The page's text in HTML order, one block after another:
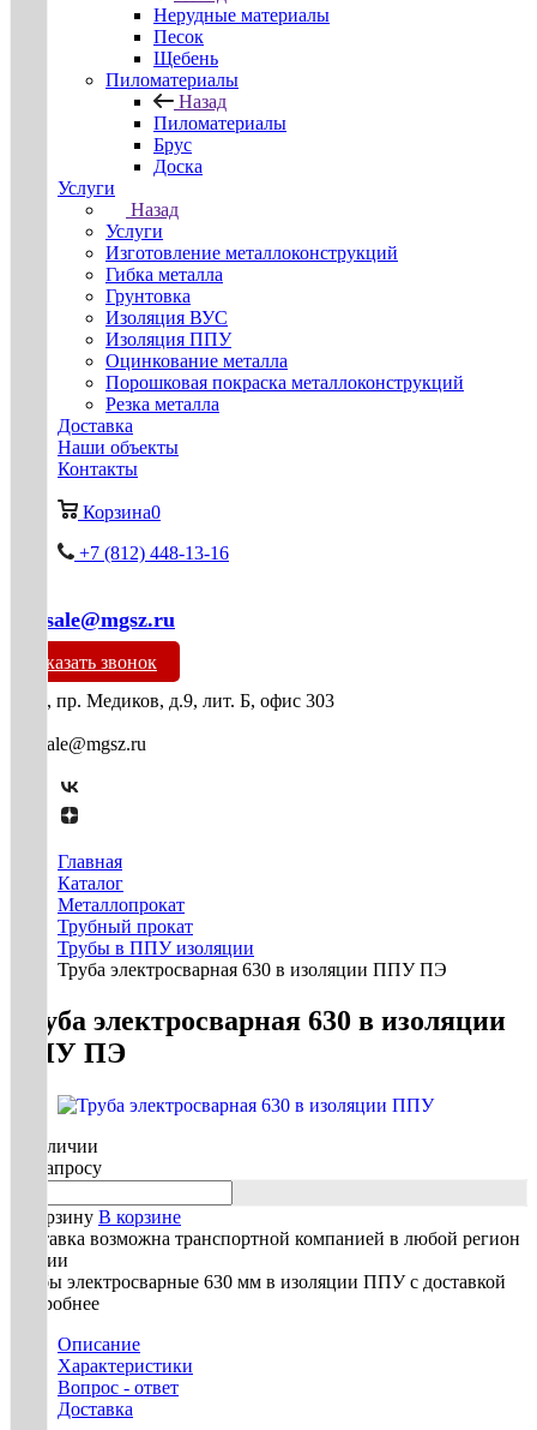
Нерудные материалы
Песок
Щебень
Пиломатериалы
Назад
Пиломатериалы
Брус
Доска
Услуги
Назад
Услуги
Изготовление металлоконструкций
Гибка металла
Грунтовка
Изоляция ВУС
Изоляция ППУ
Оцинкование металла
Порошковая покраска металлоконструкций
Резка металла
Доставка
Наши объекты
Контакты
Корзина0
+7 (812) 448-13-16
mg-sale@mgsz.ru
Заказать звонок
СПб, пр. Медиков, д.9, лит. Б, офис 303
mg-sale@mgsz.ru
Главная
Каталог
Металлопрокат
Трубный прокат
Трубы в ППУ изоляции
Труба электросварная 630 в изоляции ППУ ПЭ
Труба электросварная 630 в изоляции
ППУ ПЭ
В наличии
По запросу
В корзину В корзине
Доставка возможна транспортной компанией в любой регион
России
Трубы электросварные 630 мм в изоляции ППУ с доставкой
Подробнее
Описание
Характеристики
Вопрос - ответ
Доставка